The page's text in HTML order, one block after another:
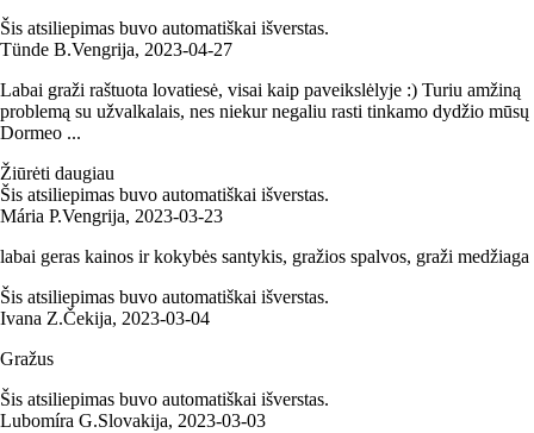
Šis atsiliepimas buvo automatiškai išverstas.
Tünde B.Vengrija, 2023‑04‑27
Labai graži raštuota lovatiesė, visai kaip paveikslėlyje :) Turiu amžiną
problemą su užvalkalais, nes niekur negaliu rasti tinkamo dydžio mūsų
Dormeo ...
Žiūrėti daugiau
Šis atsiliepimas buvo automatiškai išverstas.
Mária P.Vengrija, 2023‑03‑23
labai geras kainos ir kokybės santykis, gražios spalvos, graži medžiaga
Šis atsiliepimas buvo automatiškai išverstas.
Ivana Z.Čekija, 2023‑03‑04
Gražus
Šis atsiliepimas buvo automatiškai išverstas.
Lubomíra G.Slovakija, 2023‑03‑03